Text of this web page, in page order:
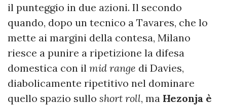
il punteggio in due azioni. Il secondo
quando, dopo un tecnico a Tavares, che lo
mette ai margini della contesa, Milano
riesce a punire a ripetizione la difesa
domestica con il mid range di Davies,
diabolicamente ripetitivo nel dominare
quello spazio sullo short roll, ma Hezonja è